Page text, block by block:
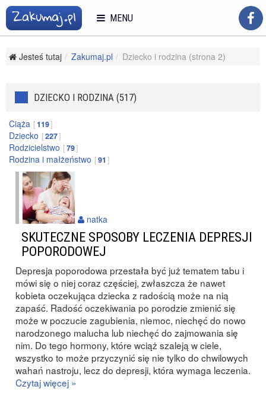
Jesteś tutaj Zakumaj.pl Dziecko i rodzina (strona 2)
DZIECKO I RODZINA (517)
Ciąża 119
Dziecko 227
Rodzicielstwo 79
Rodzina i małżeństwo 91
SKUTECZNE SPOSOBY LECZENIA DEPRESJI
POPORODOWEJ
Depresja poporodowa przestała być już tematem tabu i
mówi się o niej coraz częściej, zwłaszcza że nawet
kobieta oczekująca dziecka z radością może na nią
zapaść. Radość oczekiwania po porodzie zmienić się
może w poczucie zagubienia, niemoc, niechęć do nowo
narodzonego malucha lub niechęć do zajmowania się
nim. Do tego hormony, które wciąż szaleją w ciele,
wszystko to może przyczynić się nie tylko do chwilowych
wahań nastroju, lecz do depresji, która wymaga leczenia.
Czytaj więcej »
natka
MENU